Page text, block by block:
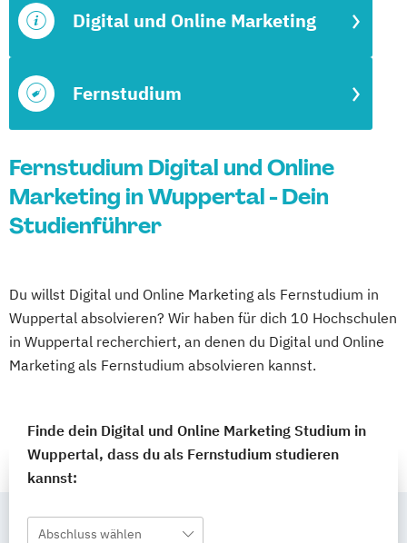
Fernstudium
Digital und Online Marketing
Fernstudium Digital und Online
Marketing in Wuppertal - Dein
Studienführer
Du willst Digital und Online Marketing als Fernstudium in
Wuppertal absolvieren? Wir haben für dich 10 Hochschulen
in Wuppertal recherchiert, an denen du Digital und Online
Marketing als Fernstudium absolvieren kannst.
Finde dein Digital und Online Marketing Studium in
Wuppertal, dass du als Fernstudium studieren
kannst:
Abschluss wählen